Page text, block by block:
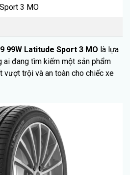
3 MO
99W Latitude Sport 3 MO là lựa
ai đang tìm kiếm một sản phẩm
vượt trội và an toàn cho chiếc xe